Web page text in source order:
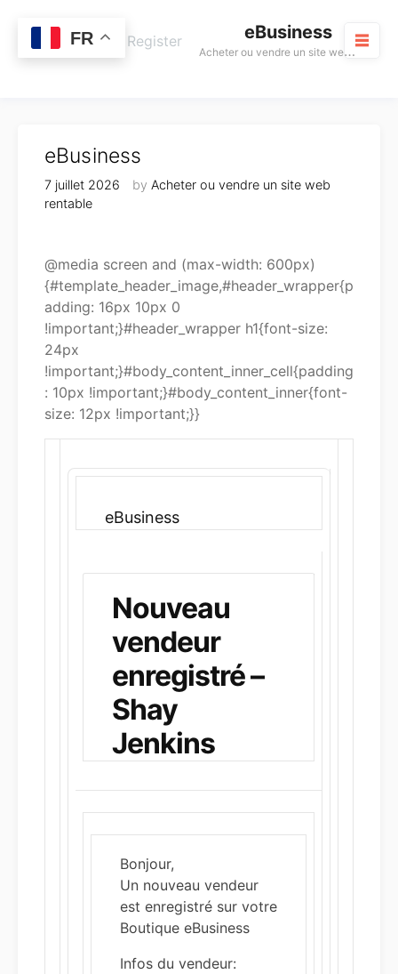
content
eBusiness
A
cheter ou vendre un site web rentable
CartLogin / Register
eBusiness
7 juillet 2026 by Acheter ou vendre un site web
rentable
@media screen and (max-width: 600px)
{#template_header_image,#header_wrapper{p
adding: 16px 10px 0
!important;}#header_wrapper h1{font-size:
24px
!important;}#body_content_inner_cell{padding
: 10px !important;}#body_content_inner{font-
size: 12px !important;}}
eBusiness
Nouveau
vendeur
enregistré –
Shay
Jenkins
Bonjour,
Un nouveau vendeur
est enregistré sur votre
Boutique eBusiness
Infos du vendeur:
FR